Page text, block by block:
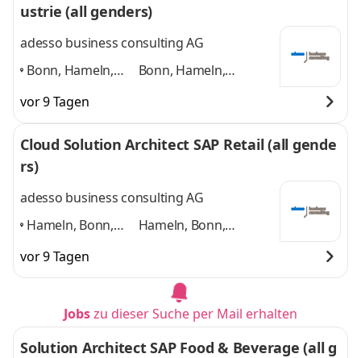
ustrie (all genders)
adesso business consulting AG
Bonn, Hameln,
Paderborn,
Düsseldorf,
Bonn, Hameln,
und 4 weitere
vor 9 Tagen
Cloud Solution Architect SAP Retail (all gende
rs)
adesso business consulting AG
Hameln, Bonn,
Paderborn,
Düsseldorf,
Hameln, Bonn,
und 4 weitere
vor 9 Tagen
Jobszu dieser Suche per Mail erhalten
Solution Architect SAP Food & Beverage (all g